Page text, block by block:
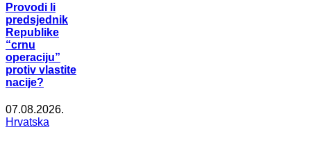
Provodi li
predsjednik
Republike
“crnu
operaciju”
protiv vlastite
nacije?
07.08.2026.
Hrvatska